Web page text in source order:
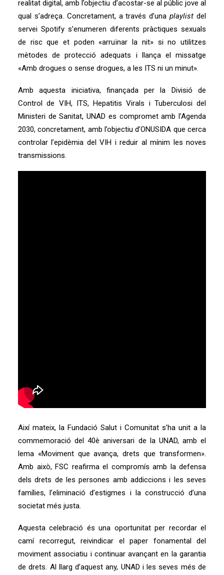
realitat digital, amb l’objectiu d’acostar-se al públic jove al
qual s’adreça. Concretament, a través d’unaplaylist del
servei Spotify s’enumeren diferents pràctiques sexuals
de risc que et poden «arruïnar la nit» si no utilitzes
mètodes de protecció adequats i llança el missatge
«Amb drogues o sense drogues, a les ITS ni un minut».
Amb aquesta iniciativa, finançada per la Divisió de
Control de VIH, ITS, Hepatitis Virals i Tuberculosi del
Ministeri de Sanitat, UNAD es compromet amb l’Agenda
2030, concretament, amb l’objectiu d’ONUSIDA que cerca
controlar l’epidèmia del VIH i reduir al mínim les noves
transmissions.
Així mateix, la Fundació Salut i Comunitat s’ha unit a la
commemoració del 40è aniversari de la UNAD, amb el
lema «Moviment que avança, drets que transformen».
Amb això, FSC reafirma el compromís amb la defensa
dels drets de les persones amb addiccions i les seves
famílies, l’eliminació d’estigmes i la construcció d’una
societat més justa.
Aquesta celebració és una oportunitat per recordar el
camí recorregut, reivindicar el paper fonamental del
moviment associatiu i continuar avançant en la garantia
de drets. Al llarg d’aquest any, UNAD i les seves més de